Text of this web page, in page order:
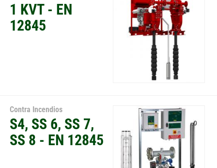
1 KVT - EN
12845
Contra Incendios
S4, SS 6, SS 7,
SS 8 - EN 12845